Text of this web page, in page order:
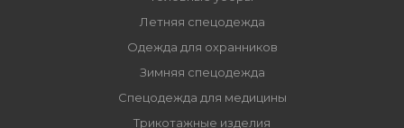
Летняя спецодежда
Одежда для охранников
Зимняя спецодежда
Спецодежда для медицины
Трикотажные изделия